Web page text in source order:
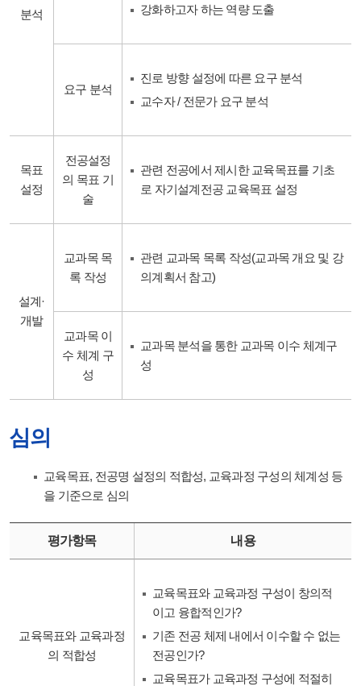
분석 강화하고자 하는 역량 도출
요구 분석
진로 방향 설정에 따른 요구 분석
교수자 / 전문가 요구 분석
목표
설정
전공설정
의 목표 기
술
관련 전공에서 제시한 교육목표를 기초
로 자기설계전공 교육목표 설정
설계·
개발
교과목 목
록 작성
관련 교과목 목록 작성(교과목 개요 및 강
의계획서 참고)
교과목 이
수 체계 구
성
교과목 분석을 통한 교과목 이수 체계구
성
심의
교육목표, 전공명 설정의 적합성, 교육과정 구성의 체계성 등
을 기준으로 심의
평가항목 내용
교육목표와 교육과정
의 적합성
교육목표와 교육과정 구성이 창의적
이고 융합적인가?
기존 전공 체제 내에서 이수할 수 없는
전공인가?
교육목표가 교육과정 구성에 적절히